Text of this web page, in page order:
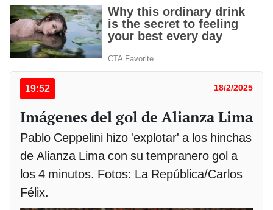
19:52 18/2/2025
Imágenes del gol de Alianza Lima
Pablo Ceppelini hizo 'explotar' a los hinchas
de Alianza Lima con su tempranero gol a
los 4 minutos. Fotos: La República/Carlos
Félix.